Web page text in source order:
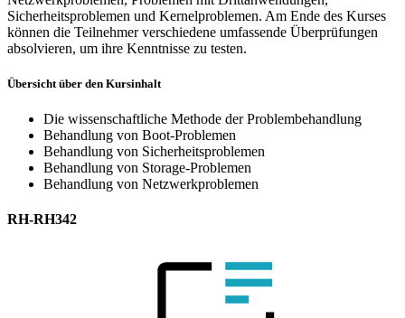
Sicherheitsproblemen und Kernelproblemen. Am Ende des Kurses
können die Teilnehmer verschiedene umfassende Überprüfungen
absolvieren, um ihre Kenntnisse zu testen.
Übersicht über den Kursinhalt
Die wissenschaftliche Methode der Problembehandlung
Behandlung von Boot-Problemen
Behandlung von Sicherheitsproblemen
Behandlung von Storage-Problemen
Behandlung von Netzwerkproblemen
RH-RH342